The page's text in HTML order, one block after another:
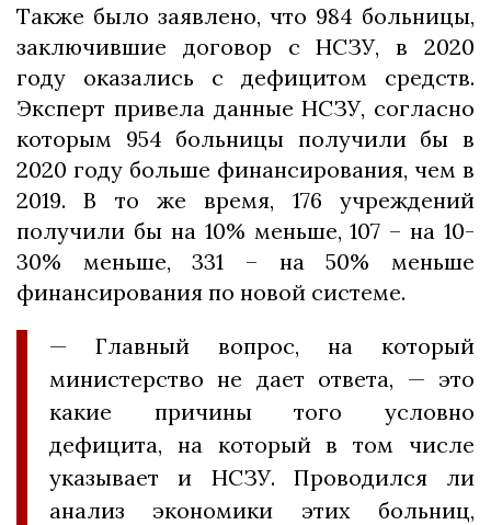
Также было заявлено, что 984 больницы,
заключившие договор с НСЗУ, в 2020
году оказались с дефицитом средств.
Эксперт привела данные НСЗУ, согласно
которым 954 больницы получили бы в
2020 году больше финансирования, чем в
2019. В то же время, 176 учреждений
получили бы на 10% меньше, 107 – на 10-
30% меньше, 331 – на 50% меньше
финансирования по новой системе.
— Главный вопрос, на который
министерство не дает ответа, — это
какие причины того условно
дефицита, на который в том числе
указывает и НСЗУ. Проводился ли
анализ экономики этих больниц,